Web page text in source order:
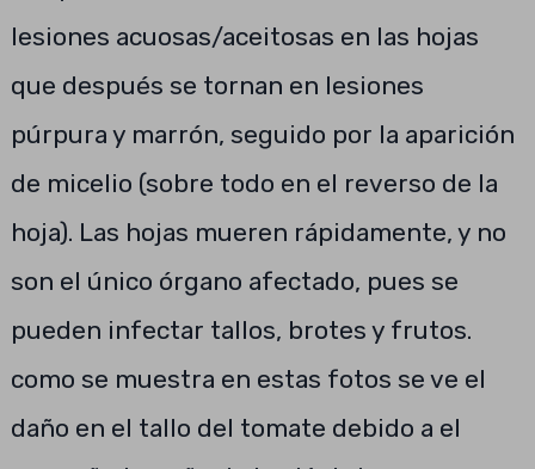
lesiones acuosas/aceitosas en las hojas
que después se tornan en lesiones
púrpura y marrón, seguido por la aparición
de micelio (sobre todo en el reverso de la
hoja). Las hojas mueren rápidamente, y no
son el único órgano afectado, pues se
pueden infectar tallos, brotes y frutos.
como se muestra en estas fotos se ve el
daño en el tallo del tomate debido a el